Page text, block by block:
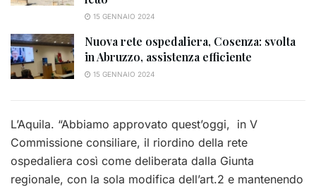
15 GENNAIO 2024
Nuova rete ospedaliera, Cosenza: svolta
in Abruzzo, assistenza efficiente
15 GENNAIO 2024
L’Aquila. “Abbiamo approvato quest’oggi, in V
Commissione consiliare, il riordino della rete
ospedaliera così come deliberata dalla Giunta
regionale, con la sola modifica dell’art.2 e mantenendo